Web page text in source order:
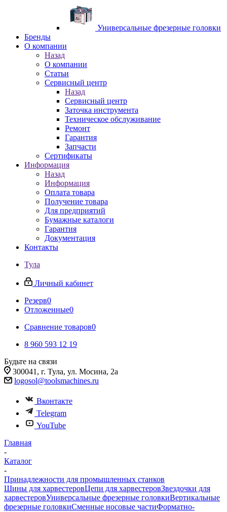
Универсальные фрезерные головки
Бренды
O компании
Назад
O компании
Статьи
Сервисный центр
Назад
Сервисный центр
Заточка инструмента
Техническое обслуживание
Ремонт
Гарантия
Запчасти
Сертификаты
Информация
Назад
Информация
Оплата товара
Получение товара
Для предприятий
Бумажные каталоги
Гарантия
Документация
Контакты
Тула
Личный кабинет
Резерв0
Отложенные0
Сравнение товаров0
8 960 593 12 19
Будьте на связи
300041, г. Тула, ул. Мосина, 2а
logosol@toolsmachines.ru
Вконтакте
Telegram
YouTube
Главная
-
Каталог
-
Принадлежности для промышленных станков
Шины для харвестеровЦепи для харвестеровЗвездочки для
харвестеровУниверсальные фрезерные головкиВертикальные
фрезерные головкиСменные носовые частиФорматно-